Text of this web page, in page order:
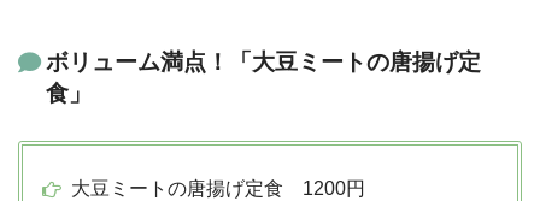
ボリューム満点！「大豆ミートの唐揚げ定
食」
大豆ミートの唐揚げ定食 1200円